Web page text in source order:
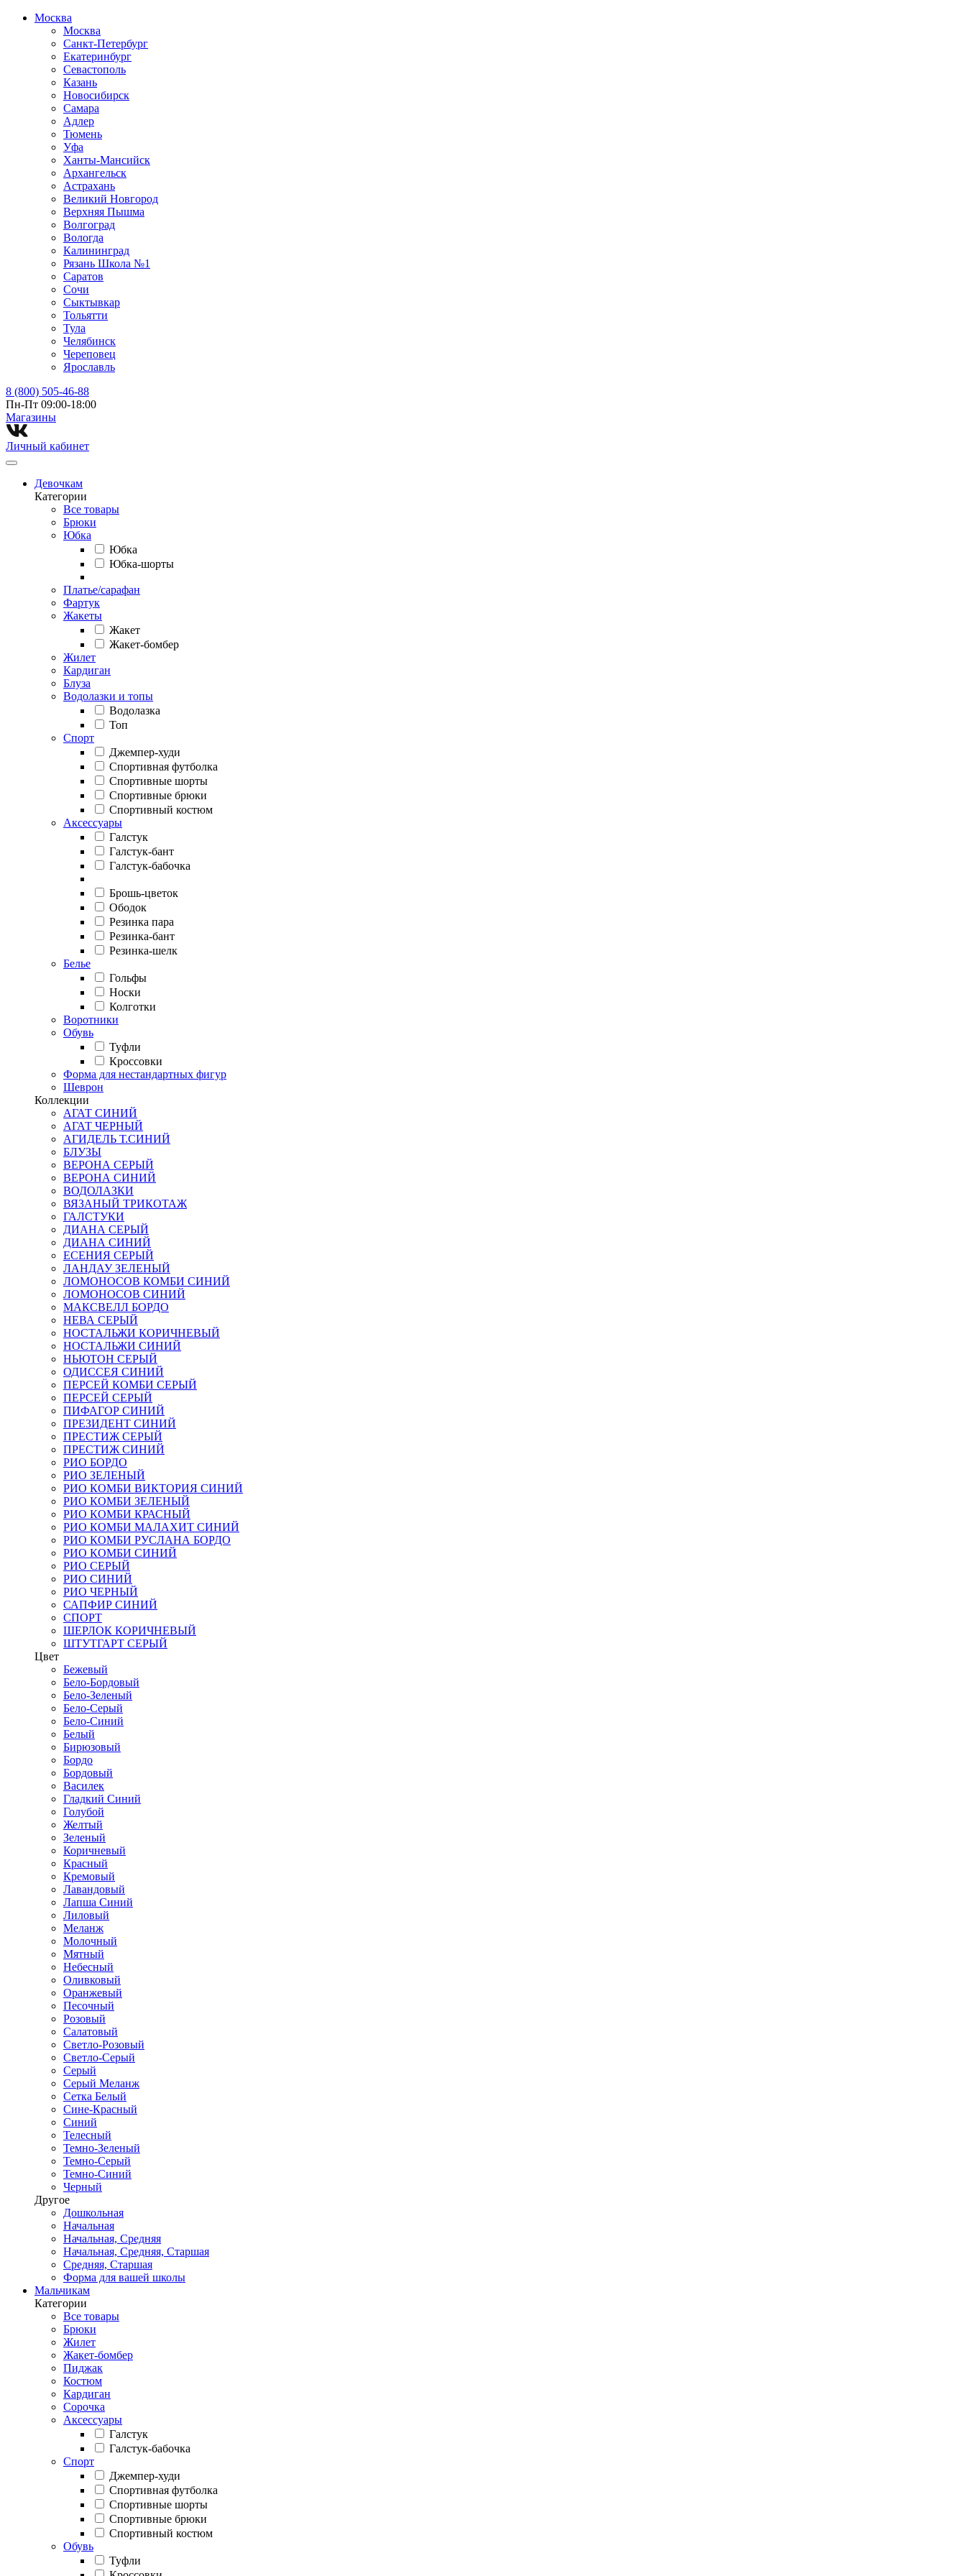
Москва
Москва
Санкт-Петербург
Екатеринбург
Севастополь
Казань
Новосибирск
Самара
Адлер
Тюмень
Уфа
Ханты-Мансийск
Архангельск
Астрахань
Великий Новгород
Верхняя Пышма
Волгоград
Вологда
Калининград
Рязань Школа №1
Саратов
Сочи
Сыктывкар
Тольятти
Тула
Челябинск
Череповец
Ярославль
8 (800) 505-46-88
Пн-Пт 09:00-18:00
Магазины⁠
Личный кабинет
Девочкам
Категории
Все товары
Брюки
Юбка
Юбка
Юбка-шорты
Платье/сарафан
Фартук
Жакеты
Жакет
Жакет-бомбер
Жилет
Кардиган
Блуза
Водолазки и топы
Водолазка
Топ
Спорт
Джемпер-худи
Спортивная футболка
Спортивные шорты
Спортивные брюки
Спортивный костюм
Аксессуары
Галстук
Галстук-бант
Галстук-бабочка
Брошь-цветок
Ободок
Резинка пара
Резинка-бант
Резинка-шелк
Белье
Гольфы
Носки
Колготки
Воротники
Обувь
Туфли
Кроссовки
Форма для нестандартных фигур
Шеврон
Коллекции
АГАТ СИНИЙ
АГАТ ЧЕРНЫЙ
АГИДЕЛЬ Т.СИНИЙ
БЛУЗЫ
ВЕРОНА СЕРЫЙ
ВЕРОНА СИНИЙ
ВОДОЛАЗКИ
ВЯЗАНЫЙ ТРИКОТАЖ
ГАЛСТУКИ
ДИАНА СЕРЫЙ
ДИАНА СИНИЙ
ЕСЕНИЯ СЕРЫЙ
ЛАНДАУ ЗЕЛЕНЫЙ
ЛОМОНОСОВ КОМБИ СИНИЙ
ЛОМОНОСОВ СИНИЙ
МАКСВЕЛЛ БОРДО
НЕВА СЕРЫЙ
НОСТАЛЬЖИ КОРИЧНЕВЫЙ
НОСТАЛЬЖИ СИНИЙ
НЬЮТОН СЕРЫЙ
ОДИССЕЯ СИНИЙ
ПЕРСЕЙ КОМБИ СЕРЫЙ
ПЕРСЕЙ СЕРЫЙ
ПИФАГОР СИНИЙ
ПРЕЗИДЕНТ СИНИЙ
ПРЕСТИЖ СЕРЫЙ
ПРЕСТИЖ СИНИЙ
РИО БОРДО
РИО ЗЕЛЕНЫЙ
РИО КОМБИ ВИКТОРИЯ СИНИЙ
РИО КОМБИ ЗЕЛЕНЫЙ
РИО КОМБИ КРАСНЫЙ
РИО КОМБИ МАЛАХИТ СИНИЙ
РИО КОМБИ РУСЛАНА БОРДО
РИО КОМБИ СИНИЙ
РИО СЕРЫЙ
РИО СИНИЙ
РИО ЧЕРНЫЙ
САПФИР СИНИЙ
СПОРТ
ШЕРЛОК КОРИЧНЕВЫЙ
ШТУТГАРТ СЕРЫЙ
Цвет
Бежевый
Бело-Бордовый
Бело-Зеленый
Бело-Серый
Бело-Синий
Белый
Бирюзовый
Бордо
Бордовый
Василек
Гладкий Синий
Голубой
Желтый
Зеленый
Коричневый
Красный
Кремовый
Лавандовый
Лапша Синий
Лиловый
Меланж
Молочный
Мятный
Небесный
Оливковый
Оранжевый
Песочный
Розовый
Салатовый
Светло-Розовый
Светло-Серый
Серый
Серый Меланж
Сетка Белый
Сине-Красный
Синий
Телесный
Темно-Зеленый
Темно-Серый
Темно-Синий
Черный
Другое
Дошкольная
Начальная
Начальная, Средняя
Начальная, Средняя, Старшая
Средняя, Старшая
Форма для вашей школы
Мальчикам
Категории
Все товары
Брюки
Жилет
Жакет-бомбер
Пиджак
Костюм
Кардиган
Сорочка
Аксессуары
Галстук
Галстук-бабочка
Спорт
Джемпер-худи
Спортивная футболка
Спортивные шорты
Спортивные брюки
Спортивный костюм
Обувь
Туфли